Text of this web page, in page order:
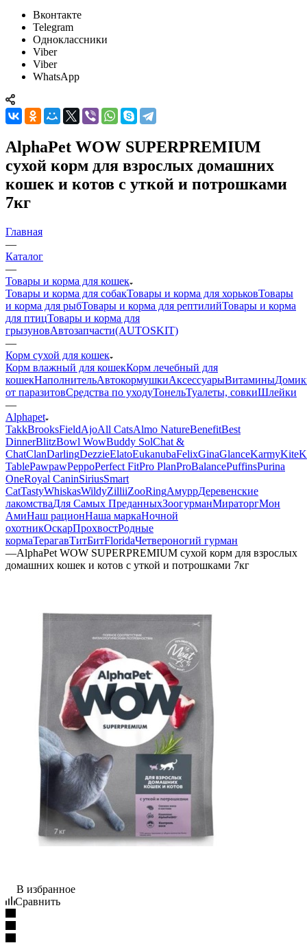
Вконтакте
Telegram
Одноклассники
Viber
Viber
WhatsApp
AlphaPet WOW SUPERPREMIUM
сухой корм для взрослых домашних
кошек и котов с уткой и потрошками
7кг
Главная
—
Каталог
—
Товары и корма для кошек
Товары и корма для собакТовары и корма для хорьковТовары
и корма для рыбТовары и корма для рептилийТовары и корма
для птицТовары и корма для
грызуновАвтозапчасти(AUTOSKIT)
—
Корм сухой для кошек
Корм влажный для кошекКорм лечебный для
кошекНаполнительАвтокормушкиАксессуарыВитамины
от паразитовСредства по уходуТонельТуалеты, совкиШлейки
—
Alphapet
TakkBrooksFieldAjoAll CatsAlmo NatureBenefitBest
DinnerBlitzBowl WowBuddy SolChat &
ChatClanDarlingDezzieElatoEukanubaFelixGinaGlanceKarmy
TablePawpawPeppoPerfect FitPro PlanProBalancePuffinsPurina
OneRoyal CaninSiriusSmart
CatTastyWhiskasWildyZilliiZooRingАмуррДеревенские
лакомстваДля Самых ПреданныхЗоогурманМираторгМон
АмиНаш рационНаша маркаНочной
охотникОскарПрохвостРодные
кормаТерагавТитБитFloridaЧетвероногий гурман
—AlphaPet WOW SUPERPREMIUM сухой корм для взрослых
домашних кошек и котов с уткой и потрошками 7кг
В избранное
Сравнить